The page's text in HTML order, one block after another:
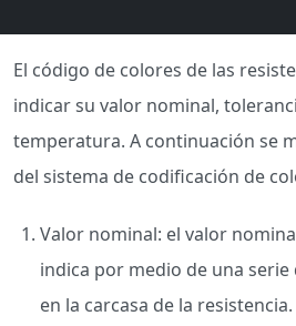
El código de colores de las
indicar su valor nominal,
temperatura. A continuación se
del sistema de codificación de
Valor nominal: el valor
indica por medio de una serie
en la carcasa de la